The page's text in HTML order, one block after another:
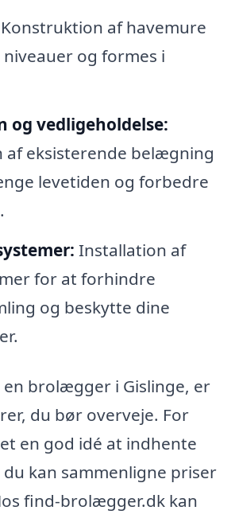
Konstruktion af havemure
og formes i
og vedligeholdelse:
af eksisterende belægning
levetiden og forbedre
Installation af
for at forhindre
og beskytte dine
brolægger i Gislinge, er
du bør overveje. For
en god idé at indhente
kan sammenligne priser
find-brolægger.dk kan